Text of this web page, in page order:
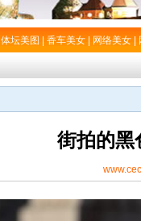
体坛美图 香车美女 网络美女
街拍的黑